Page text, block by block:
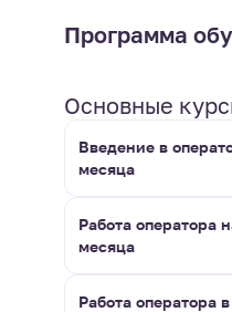
Программа
Основные
Введение в
месяца
Работа оператора
месяца
Работа оператора